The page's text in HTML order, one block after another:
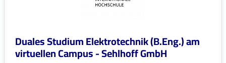
Duales Studium Elektrotechnik (B.Eng.) am
virtuellen Campus - Sehlhoff GmbH